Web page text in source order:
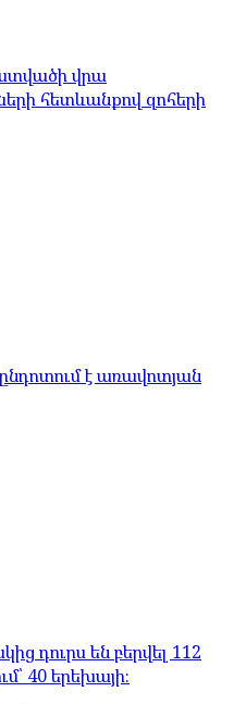
վրա
հետևանքով զոհերի
է առավոտյան
դուրս են բերվել 112
40 երեխայի։